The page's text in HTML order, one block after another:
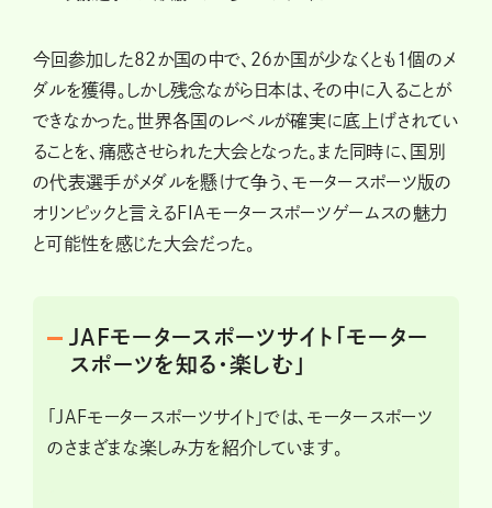
今回参加した82か国の中で、26か国が少なくとも1個のメ
ダルを獲得。しかし残念ながら日本は、その中に入ることが
できなかった。世界各国のレベルが確実に底上げされてい
ることを、痛感させられた大会となった。また同時に、国別
の代表選手がメダルを懸けて争う、モータースポーツ版の
オリンピックと言えるFIAモータースポーツゲームスの魅力
と可能性を感じた大会だった。
JAFモータースポーツサイト「モーター
スポーツを知る・楽しむ」
「JAFモータースポーツサイト」では、モータースポーツ
のさまざまな楽しみ方を紹介しています。